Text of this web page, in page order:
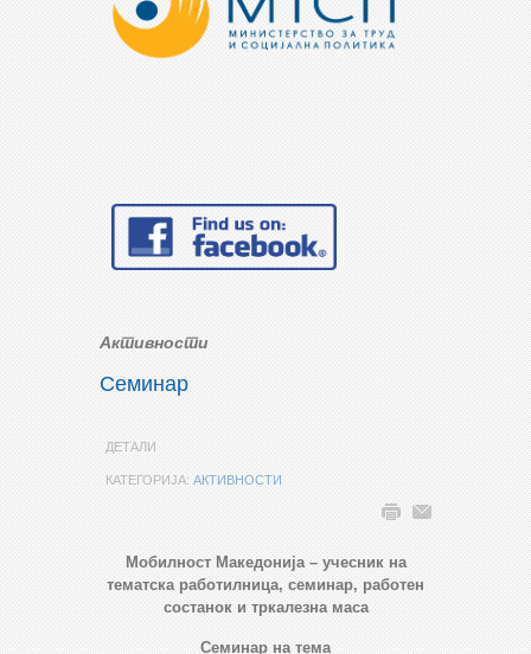
Активности
Семинар
ДЕТАЛИ
КАТЕГОРИЈА: АКТИВНОСТИ
Mобилност Mакедонија – учесник на
тематска работилница, семинар, работен
состанок и тркалезна маса
Семинар на тема